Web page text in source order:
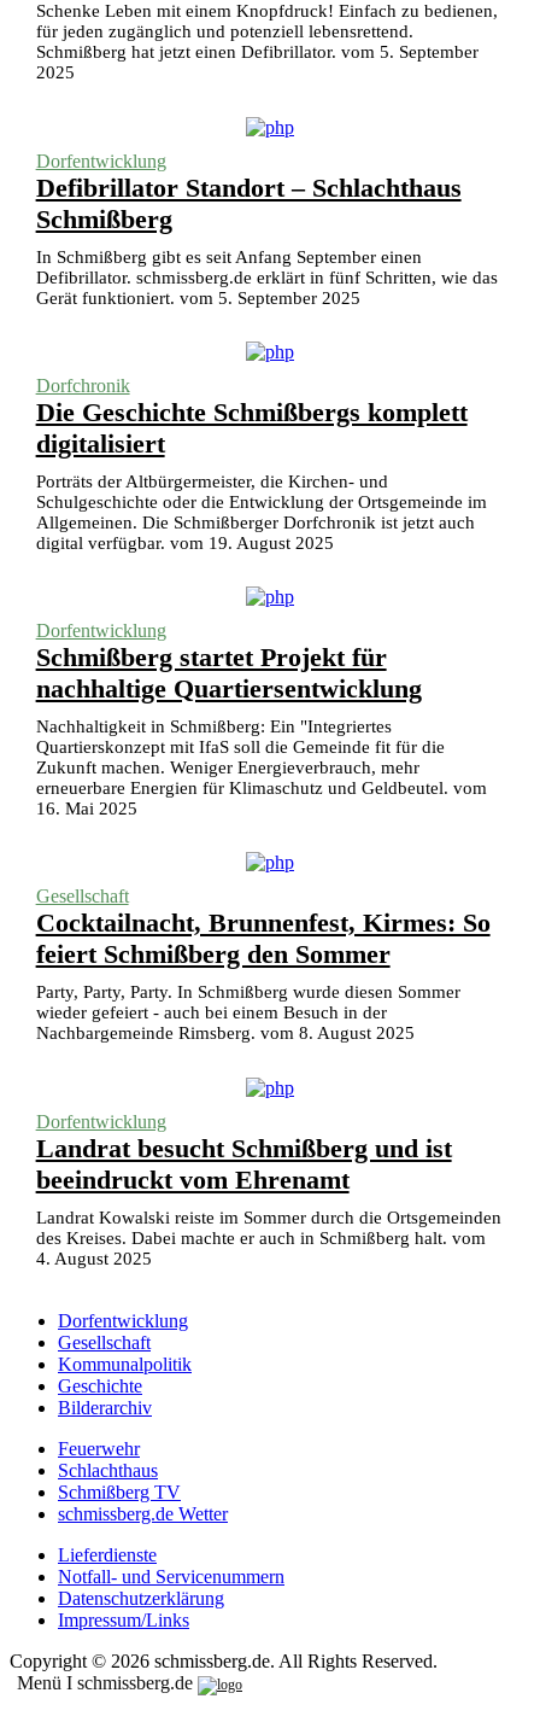
Schenke Leben mit einem Knopfdruck! Einfach zu bedienen,
für jeden zugänglich und potenziell lebensrettend.
Schmißberg hat jetzt einen Defibrillator. vom 5. September
2025
Dorfentwicklung
Defibrillator Standort – Schlachthaus
Schmißberg
In Schmißberg gibt es seit Anfang September einen
Defibrillator. schmissberg.de erklärt in fünf Schritten, wie das
Gerät funktioniert. vom 5. September 2025
Dorfchronik
Die Geschichte Schmißbergs komplett
digitalisiert
Porträts der Altbürgermeister, die Kirchen- und
Schulgeschichte oder die Entwicklung der Ortsgemeinde im
Allgemeinen. Die Schmißberger Dorfchronik ist jetzt auch
digital verfügbar. vom 19. August 2025
Dorfentwicklung
Schmißberg startet Projekt für
nachhaltige Quartiersentwicklung
Nachhaltigkeit in Schmißberg: Ein "Integriertes
Quartierskonzept mit IfaS soll die Gemeinde fit für die
Zukunft machen. Weniger Energieverbrauch, mehr
erneuerbare Energien für Klimaschutz und Geldbeutel. vom
16. Mai 2025
Gesellschaft
Cocktailnacht, Brunnenfest, Kirmes: So
feiert Schmißberg den Sommer
Party, Party, Party. In Schmißberg wurde diesen Sommer
wieder gefeiert - auch bei einem Besuch in der
Nachbargemeinde Rimsberg. vom 8. August 2025
Dorfentwicklung
Landrat besucht Schmißberg und ist
beeindruckt vom Ehrenamt
Landrat Kowalski reiste im Sommer durch die Ortsgemeinden
des Kreises. Dabei machte er auch in Schmißberg halt. vom
4. August 2025
Dorfentwicklung
Gesellschaft
Kommunalpolitik
Geschichte
Bilderarchiv
Feuerwehr
Schlachthaus
Schmißberg TV
schmissberg.de Wetter
Lieferdienste
Notfall- und Servicenummern
Datenschutzerklärung
Impressum/Links
Copyright © 2026 schmissberg.de. All Rights Reserved.
Menü I schmissberg.de